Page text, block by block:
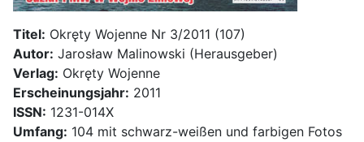
Titel: Okręty Wojenne Nr 3/2011 (107)
Autor: Jarosław Malinowski (Herausgeber)
Verlag: Okręty Wojenne
Erscheinungsjahr: 2011
ISSN: 1231-014X
Umfang: 104 mit schwarz-weißen und farbigen Fotos